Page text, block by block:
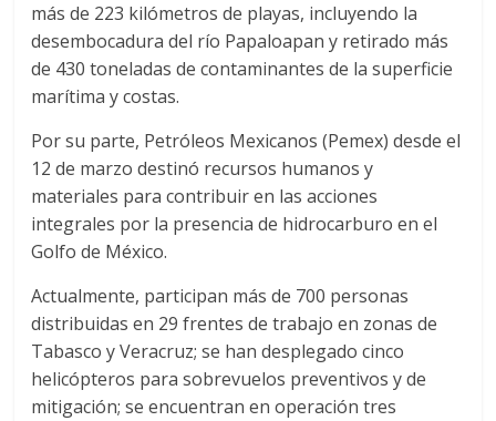
más de 223 kilómetros de playas, incluyendo la
desembocadura del río Papaloapan y retirado más
de 430 toneladas de contaminantes de la superficie
marítima y costas.
Por su parte, Petróleos Mexicanos (Pemex) desde el
12 de marzo destinó recursos humanos y
materiales para contribuir en las acciones
integrales por la presencia de hidrocarburo en el
Golfo de México.
Actualmente, participan más de 700 personas
distribuidas en 29 frentes de trabajo en zonas de
Tabasco y Veracruz; se han desplegado cinco
helicópteros para sobrevuelos preventivos y de
mitigación; se encuentran en operación tres